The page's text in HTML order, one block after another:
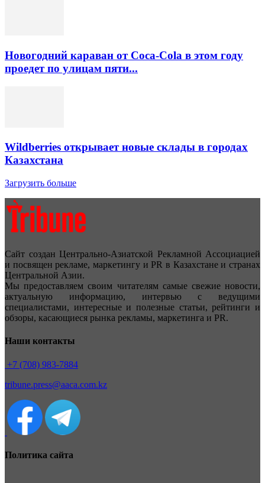
Новогодний караван от Coca-Cola в этом году
проедет по улицам пяти...
Wildberries открывает новые склады в городах
Казахстана
Загрузить больше
Сайт создан Центрально-Азиатской Рекламной Ассоциацией
и посвящен рекламе, маркетингу и PR в Казахстане и странах
Центральной Азии.
Мы предоставляем своим читателям самые свежие новости,
актуальную информацию, интервью с ведущими
специалистами, интересные и полезные статьи, рейтинги и
обзоры, касающиеся рынка рекламы, маркетинга и PR.
Наши контакты
+7 (708) 983-7884
tribune.press@aaca.com.kz
Политика сайта